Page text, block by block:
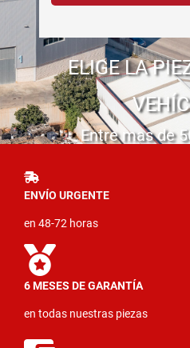
ELIGE LA
Entre mas de
ENVÍO URGENTE
en 48-72 horas
6 MESES DE GARANTÍA
en todas nuestras piezas